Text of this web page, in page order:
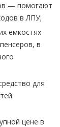
— помогают
в ЛПУ;
емкостях
в
для
цене в